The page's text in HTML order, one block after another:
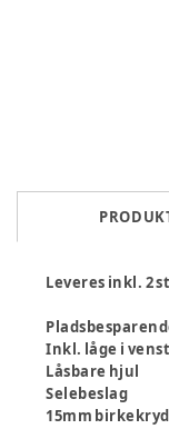
Leveres inkl. 2
Inkl. låge i
Låsbare hjul
Selebeslag
15mm